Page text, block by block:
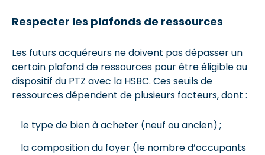
Respecter les plafonds de ressources
Les futurs acquéreurs ne doivent pas dépasser un
certain plafond de ressources pour être éligible au
dispositif du PTZ avec la HSBC. Ces seuils de
ressources dépendent de plusieurs facteurs, dont :
le type de bien à acheter (neuf ou ancien) ;
la composition du foyer (le nombre d’occupants